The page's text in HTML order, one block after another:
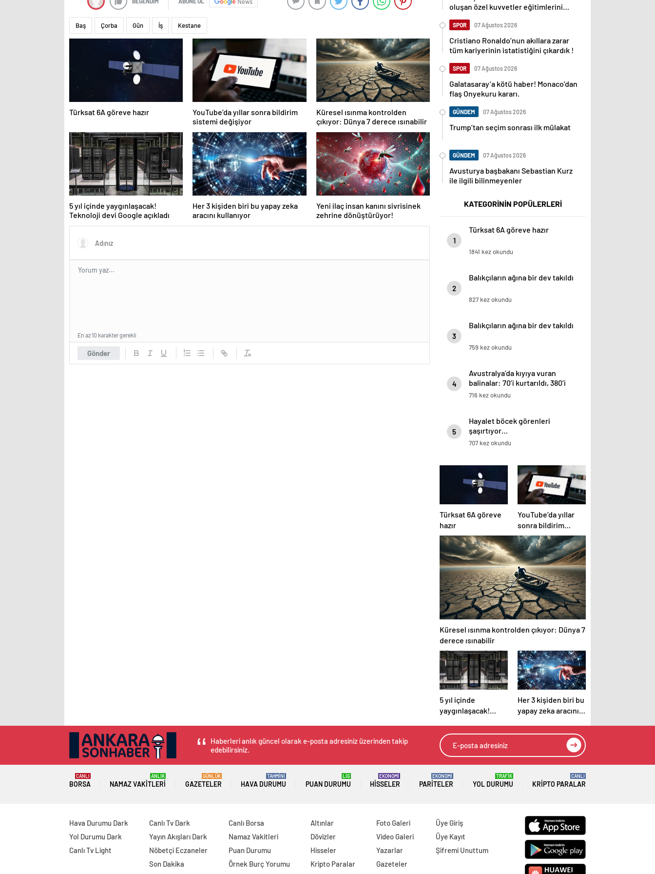
News
Baş Çorba Gün İş Kestane
Türksat 6A göreve hazır
YouTube’da yıllar sonra bildirim
sistemi değişiyor
Küresel ısınma kontrolden
çıkıyor: Dünya 7 derece ısınabilir
5 yıl içinde yaygınlaşacak!
Teknoloji devi Google açıkladı
Her 3 kişiden biri bu yapay zeka
aracını kullanıyor
Yeni ilaç insan kanını sivrisinek
zehrine dönüştürüyor!
Gönder
En az 10 karakter gerekli
oluşan özel kuvvetler eğitimlerini
SPOR 07 Ağustos 2026
Cristiano Ronaldo’nun akıllara zarar
tüm kariyerinin istatistiğini çıkardık !
SPOR 07 Ağustos 2026
Galatasaray’a kötü haber! Monaco’dan
flaş Onyekuru kararı.
GÜNDEM 07 Ağustos 2026
Trump’tan seçim sonrası ilk mülakat
GÜNDEM 07 Ağustos 2026
Avusturya başbakanı Sebastian Kurz
ile ilgili bilinmeyenler
KATEGORİNİN POPÜLERLERİ
1
Türksat 6A göreve hazır
1841 kez okundu
2
Balıkçıların ağına bir dev takıldı
827 kez okundu
3
Balıkçıların ağına bir dev takıldı
759 kez okundu
4
Avustralya’da kıyıya vuran
balinalar: 70’i kurtarıldı, 380’i
öldü
716 kez okundu
5
Hayalet böcek görenleri
şaşırtıyor…
707 kez okundu
Türksat 6A göreve
hazır
YouTube’da yıllar
sonra bildirim
sistemi değişiyor
Küresel ısınma kontrolden çıkıyor: Dünya 7
derece ısınabilir
5 yıl içinde
yaygınlaşacak!
Google açıkladı
Her 3 kişiden biri bu
yapay zeka aracını
Haberleri anlık güncel olarak e-posta adresiniz üzerinden takip
edebilirsiniz.
BORSA
CANLI
NAMAZ VAKITLERI
ANLIK
GAZETELER
GÜNLÜK
HAVA DURUMU
TAHMİNİ
PUAN DURUMU
LİG
HISSELER
EKONOMİ
PARITELER
EKONOMİ
YOL DURUMU
TRAFİK
KRIPTO PARALAR
CANLI
Hava Durumu Dark
Yol Durumu Dark
Canlı Tv Light
Canlı Tv Dark
Yayın Akışları Dark
Nöbetçi Eczaneler
Son Dakika
Canlı Borsa
Namaz Vakitleri
Puan Durumu
Örnek Burç Yorumu
Altınlar
Dövizler
Hisseler
Kripto Paralar
Foto Galeri
Video Galeri
Yazarlar
Gazeteler
Üye Giriş
Üye Kayıt
Şifremi Unuttum